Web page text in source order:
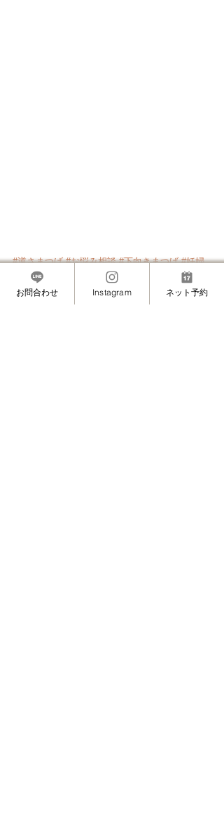
#逆さまつげ #お悩み相談 #下向きまつげ #妊婦
さんへ
施術・技術について
MASAMIのこと（プライベート・想い）
お問合わせ Instagram ネット予約